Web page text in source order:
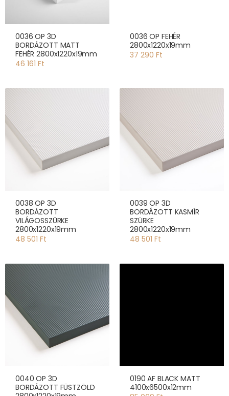
0036 OP 3D
BORDÁZOTT MATT
FEHÉR 2800x1220x19mm
46 161 Ft
0036 OP FEHÉR
2800x1220x19mm
37 290 Ft
0038 OP 3D
BORDÁZOTT
VILÁGOSSZÜRKE
2800x1220x19mm
48 501 Ft
0039 OP 3D
BORDÁZOTT KASMÍR
SZÜRKE
2800x1220x19mm
48 501 Ft
0040 OP 3D
BORDÁZOTT FÜSTZÖLD
0190 AF BLACK MATT
4100x6500x12mm